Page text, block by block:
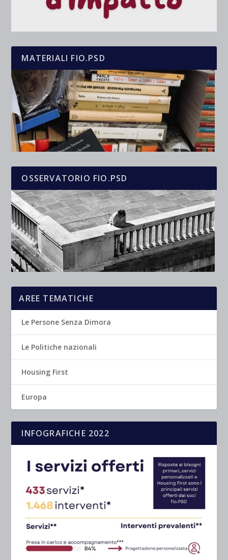
MATERIALI FIO.PSD
OSSERVATORIO FIO.PSD
AREE TEMATICHE
Le Persone Senza Dimora
Le Politiche nazionali
Housing First
Europa
INFOGRAFICHE 2022